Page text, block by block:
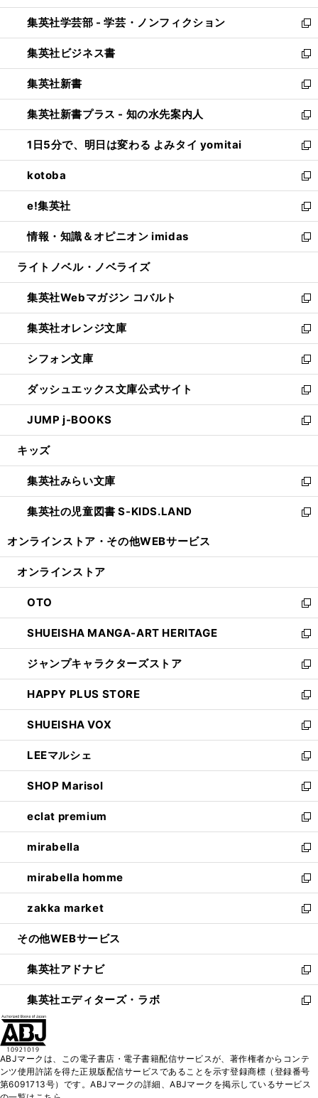
開
く
ウ
で
開
く
ン
ド
ウ
で
開
く
ウ
ィ
ン
ド
ウ
で
開
く
集英社学芸部 - 学芸・ノンフィクション
新
し
い
ウ
ィ
ン
ド
ウ
で
開
く
集英社ビジネス書
新
し
い
ウ
ィ
ン
ド
ウ
で
開
く
集英社新書
新
し
い
ウ
ィ
ン
ド
ウ
で
開
く
集英社新書プラス - 知の水先案内人
新
し
い
ウ
ィ
ン
ド
ウ
で
開
1日5分で、明日は変わる よみタイ yomitai
新
し
い
ウ
ィ
ン
ド
ウ
開
く
kotoba
新
し
い
ウ
ィ
ン
ウ
で
開
く
e!集英社
新
し
い
ウ
ン
ド
ウ
で
開
く
情報・知識＆オピニオン imidas
新
し
ウ
ィ
ン
ド
ウ
で
開
く
ライトノベル・ノベライズ
集英社Webマガジン コバルト
新
し
い
ウ
ィ
ン
ド
ウ
で
開
集英社オレンジ文庫
新
し
い
ウ
ィ
ン
ド
ウ
開
く
シフォン文庫
新
し
い
ウ
ィ
ン
ウ
で
開
く
ダッシュエックス文庫公式サイト
新
し
い
ウ
ン
ド
ウ
で
JUMP j-BOOKS
新
し
ウ
ィ
ン
ド
開
キッズ
集英社みらい文庫
新
し
い
ン
ウ
で
開
く
集英社の児童図書 S-KIDS.LAND
新
ウ
ン
ド
ウ
で
開
く
オンラインストア・ その他WEBサービス
オンラインストア
OTO
新
し
い
ウ
ィ
ン
ド
ウ
で
開
く
SHUEISHA MANGA-ART HERITAGE
新
し
い
ウ
ィ
ン
ド
ウ
で
開
く
ジャンプキャラクターズストア
新
し
い
ウ
ィ
ン
ド
ウ
で
開
く
HAPPY PLUS STORE
新
し
い
ウ
ィ
ン
ド
ウ
で
開
く
SHUEISHA VOX
新
し
い
ウ
ィ
ン
ド
ウ
で
開
く
LEEマルシェ
新
し
い
ウ
ィ
ン
ド
ウ
で
開
く
SHOP Marisol
新
し
い
ウ
ィ
ン
ド
ウ
で
開
eclat premium
新
し
い
ウ
ィ
ン
ド
ウ
開
く
mirabella
新
し
い
ウ
ィ
ン
ウ
で
開
く
mirabella homme
新
し
い
ウ
ン
ド
ウ
で
zakka market
新
し
ウ
ィ
ン
ド
く
その他WEBサービス
集英社アドナビ
新
し
い
ド
ウ
で
集英社エディターズ・ラボ
新
ィ
ン
ABJマークは、この電子書店・電子書籍配信サービスが、著作権者からコンテ
ンツ使用許諾を得た正規版配信サービスであることを示す登録商標（登録番号
第6091713号）です。ABJマークの詳細、ABJマークを掲示しているサービス